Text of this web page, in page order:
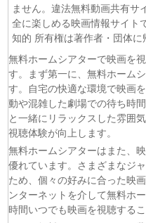
(07/08)Tシャツが乾くまで
(07/08)リーガルビート ー逆
(07/08)乙女怪獣キャラメリ
(07/08)チョッちゃん 第87
(07/08)ひまわり 第95話
(07/08) マッサン 第19話
(07/08) 風、薫る 第95話
(07/08)夫婦と16歳〜狂気の
(07/08)今から、親友やめよ
(07/08)未婚詐欺 私の知ら
(07/08)ヤニねこ 第6話
(07/08)追放された転生重騎
(06/08)
ません。違法無料動画共有サ
全に楽しめる映画情報サイト
知的 所有権は著作者・団体に
無料ホームシアターで映画を
す。まず第一に、無料ホーム
す。自宅の快適な環境で映画
動や混雑した劇場での待ち時
と一緒にリラックスした雰囲
視聴体験が向上します。
無料ホームシアターはまた、
優れています。さまざまなジ
ため、個々の好みに合った映
ンターネットを介して無料ホ
時間いつでも映画を視聴するこ